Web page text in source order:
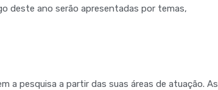
deste ano serão apresentadas por temas,
a pesquisa a partir das suas áreas de atuação. As